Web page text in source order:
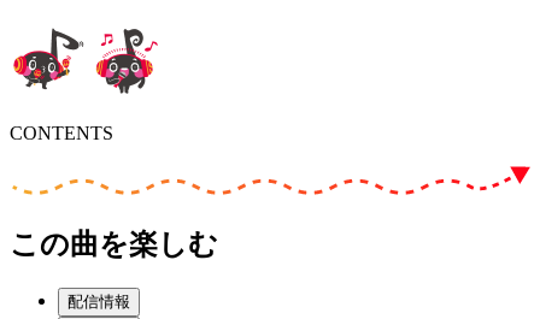
CONTENTS
この曲を楽しむ
配信情報